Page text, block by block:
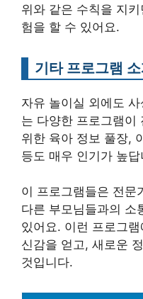
위와 같은 수칙을 지
험을 할 수 있어요.
기타 프로그램 소
자유 놀이실 외에도
는 다양한 프로그램이
위한 육아 정보 풀장,
등도 매우 인기가 높답
이 프로그램들은 전문
다른 부모님들과의 소
있어요. 이런 프로그
신감을 얻고, 새로운
것입니다.